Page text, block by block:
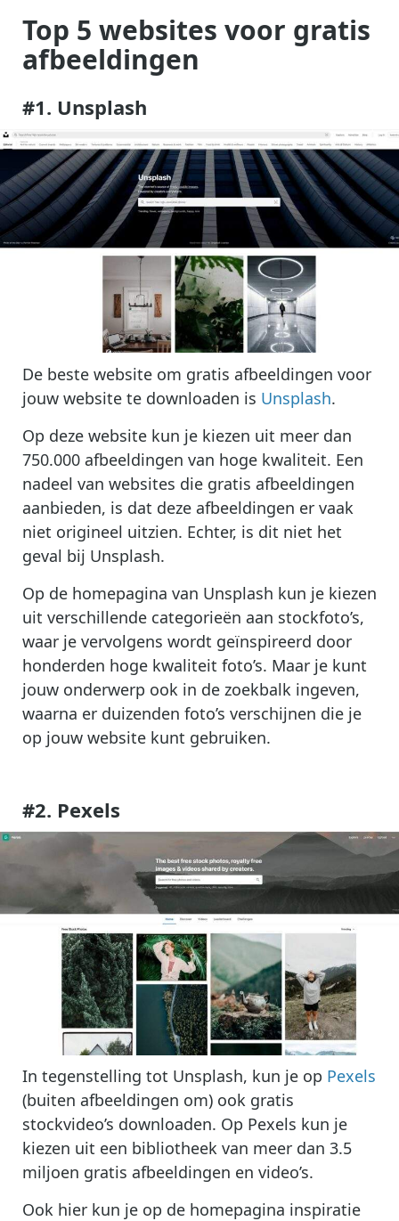
Top 5 websites voor gratis
afbeeldingen
#1. Unsplash
De beste website om gratis afbeeldingen voor
jouw website te downloaden is Unsplash.
Op deze website kun je kiezen uit meer dan
750.000 afbeeldingen van hoge kwaliteit. Een
nadeel van websites die gratis afbeeldingen
aanbieden, is dat deze afbeeldingen er vaak
niet origineel uitzien. Echter, is dit niet het
geval bij Unsplash.
Op de homepagina van Unsplash kun je kiezen
uit verschillende categorieën aan stockfoto’s,
waar je vervolgens wordt geïnspireerd door
honderden hoge kwaliteit foto’s. Maar je kunt
jouw onderwerp ook in de zoekbalk ingeven,
waarna er duizenden foto’s verschijnen die je
op jouw website kunt gebruiken.
#2. Pexels
In tegenstelling tot Unsplash, kun je op Pexels
(buiten afbeeldingen om) ook gratis
stockvideo’s downloaden. Op Pexels kun je
kiezen uit een bibliotheek van meer dan 3.5
miljoen gratis afbeeldingen en video’s.
Ook hier kun je op de homepagina inspiratie